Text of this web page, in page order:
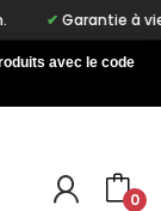
Garantie à vie
avec le code
0